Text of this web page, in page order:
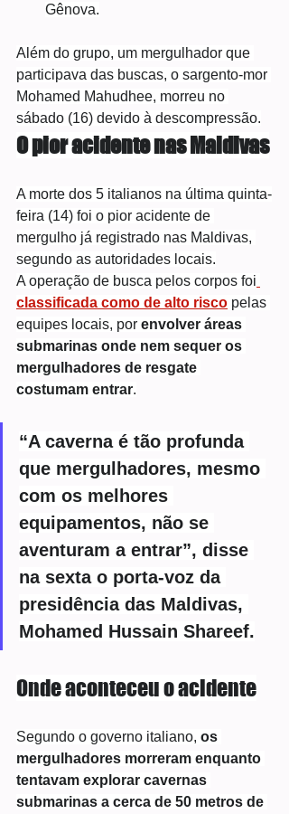
Gênova.
Além do grupo, um mergulhador que
participava das buscas, o sargento-mor
Mohamed Mahudhee, morreu no
sábado (16) devido à descompressão.
O pior acidente nas Maldivas
A morte dos 5 italianos na última quinta-
feira (14) foi o pior acidente de
mergulho já registrado nas Maldivas,
segundo as autoridades locais.
A operação de busca pelos corpos foi
classificada como de alto risco pelas
equipes locais, por envolver áreas
submarinas onde nem sequer os
mergulhadores de resgate
costumam entrar.
“A caverna é tão profunda
que mergulhadores, mesmo
com os melhores
equipamentos, não se
aventuram a entrar”, disse
na sexta o porta-voz da
presidência das Maldivas,
Mohamed Hussain Shareef.
Onde aconteceu o acidente
Segundo o governo italiano, os
mergulhadores morreram enquanto
tentavam explorar cavernas
submarinas a cerca de 50 metros de